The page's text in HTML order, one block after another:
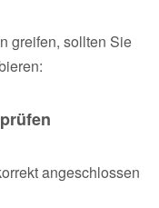
greifen, sollten Sie
angeschlossen